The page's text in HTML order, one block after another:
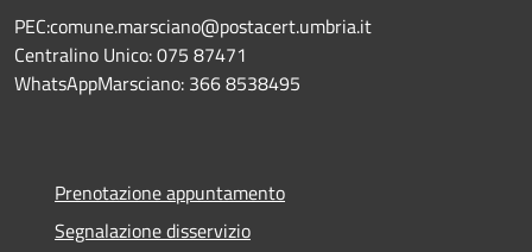
PEC:comune.marsciano@postacert.umbria.it
Centralino Unico: 075 87471
WhatsAppMarsciano: 366 8538495
Prenotazione appuntamento
Segnalazione disservizio